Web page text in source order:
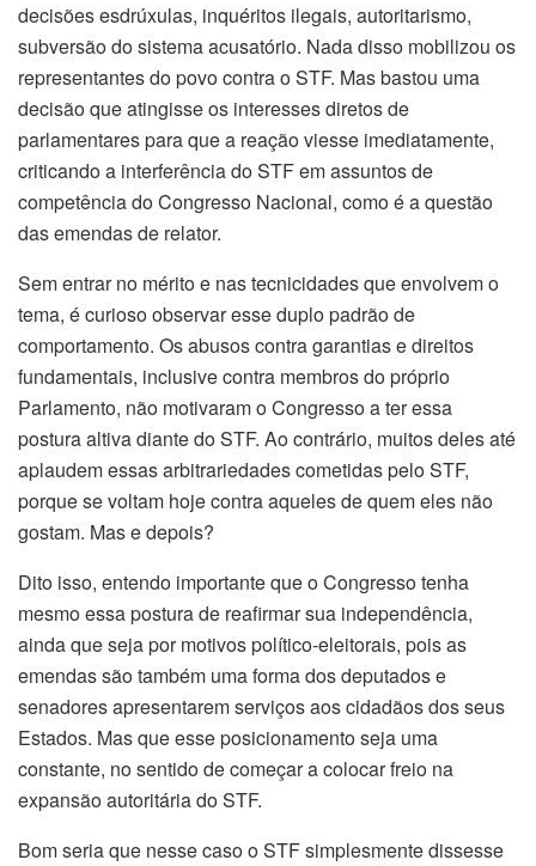
decisões esdrúxulas, inquéritos ilegais, autoritarismo,
subversão do sistema acusatório. Nada disso mobilizou os
representantes do povo contra o STF. Mas bastou uma
decisão que atingisse os interesses diretos de
parlamentares para que a reação viesse imediatamente,
criticando a interferência do STF em assuntos de
competência do Congresso Nacional, como é a questão
das emendas de relator.
Sem entrar no mérito e nas tecnicidades que envolvem o
tema, é curioso observar esse duplo padrão de
comportamento. Os abusos contra garantias e direitos
fundamentais, inclusive contra membros do próprio
Parlamento, não motivaram o Congresso a ter essa
postura altiva diante do STF. Ao contrário, muitos deles até
aplaudem essas arbitrariedades cometidas pelo STF,
porque se voltam hoje contra aqueles de quem eles não
gostam. Mas e depois?
Dito isso, entendo importante que o Congresso tenha
mesmo essa postura de reafirmar sua independência,
ainda que seja por motivos político-eleitorais, pois as
emendas são também uma forma dos deputados e
senadores apresentarem serviços aos cidadãos dos seus
Estados. Mas que esse posicionamento seja uma
constante, no sentido de começar a colocar freio na
expansão autoritária do STF.
Bom seria que nesse caso o STF simplesmente dissesse